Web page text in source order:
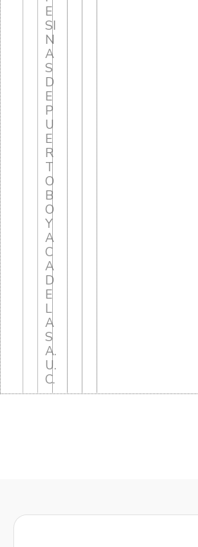
E
SI
N
A
S
D
E
P
U
E
R
T
O
B
O
Y
A
C
A
D
E
L
A
S
A.
U.
C.